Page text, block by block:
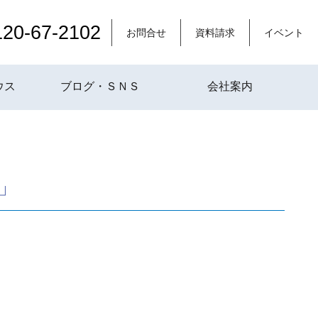
67-2102 お問合せ 資料請求 イベント
ス ブログ・ＳＮＳ 会社案内